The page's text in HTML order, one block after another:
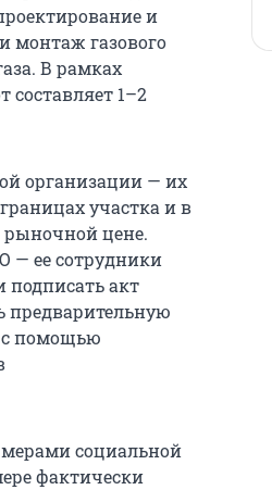
и
монтаж газового
В рамках
составляет 1–2
организации — их
участка и в
рыночной цене.
— ее сотрудники
акт
предварительную
с помощью
мерами социальной
фактически